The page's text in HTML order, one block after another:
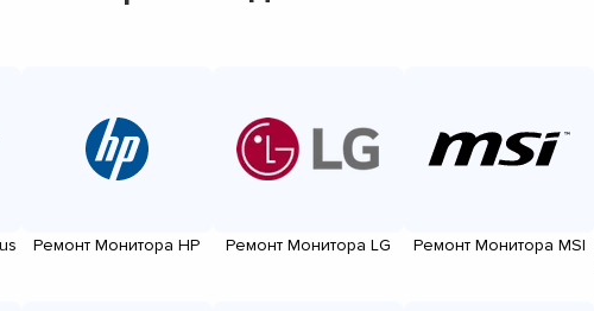
Ремонт Монитора HP Ремонт Монитора LG Ремонт Монитора MSI